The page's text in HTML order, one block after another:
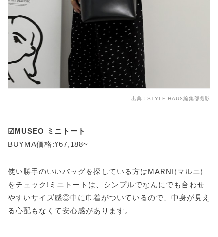
出典： STYLE HAUS編集部撮影
☑MUSEO ミニトート
BUYMA価格:¥67,188~
使い勝手のいいバッグを探している方はMARNI(マルニ)
をチェック!ミニトートは、シンプルでなんにでも合わせ
やすいサイズ感◎中に巾着がついているので、中身が見え
る心配もなくて安心感があります。